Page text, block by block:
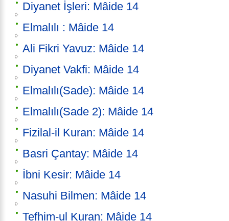
Diyanet İşleri: Mâide 14
Elmalılı : Mâide 14
Ali Fikri Yavuz: Mâide 14
Diyanet Vakfi: Mâide 14
Elmalılı(Sade): Mâide 14
Elmalılı(Sade 2): Mâide 14
Fizilal-il Kuran: Mâide 14
Basri Çantay: Mâide 14
İbni Kesir: Mâide 14
Nasuhi Bilmen: Mâide 14
Tefhim-ul Kuran: Mâide 14